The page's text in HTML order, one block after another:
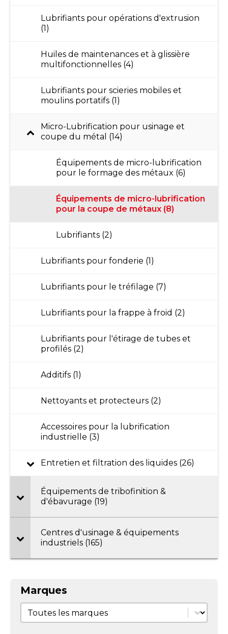
Lubrifiants pour opérations d'extrusion
(1)
Huiles de maintenances et à glissière
multifonctionnelles (4)
Lubrifiants pour scieries mobiles et
moulins portatifs (1)
Micro-Lubrification pour usinage et
coupe du métal (14)
Équipements de micro-lubrification
pour le formage des métaux (6)
Équipements de micro-lubrification
pour la coupe de métaux (8)
Lubrifiants (2)
Lubrifiants pour fonderie (1)
Lubrifiants pour le tréfilage (7)
Lubrifiants pour la frappe à froid (2)
Lubrifiants pour l'étirage de tubes et
profilés (2)
Additifs (1)
Nettoyants et protecteurs (2)
Accessoires pour la lubrification
industrielle (3)
Entretien et filtration des liquides (26)
Équipements de tribofinition &
d'ébavurage (19)
Centres d'usinage & équipements
industriels (165)
Marques
Marques
Marques